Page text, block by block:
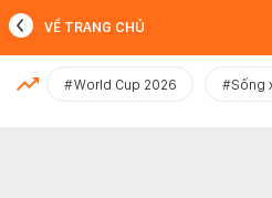
MỚI NHẤT
VỀ TRANG CHỦ
#World Cup 2026 #Sống